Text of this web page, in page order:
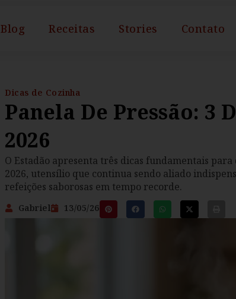
Blog Receitas Stories Contato
Dicas de Cozinha
Panela De Pressão: 3
2026
O Estadão apresenta três dicas fundamentais
2026, utensílio que continua sendo aliado
refeições saborosas em tempo recorde.
Gabriel 13/05/26